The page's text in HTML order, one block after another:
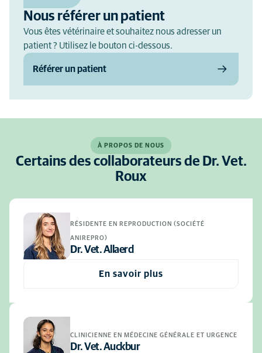
Nous référer un patient
Vous êtes vétérinaire et souhaitez nous adresser un
patient ? Utilisez le bouton ci-dessous.
Référer un patient
À PROPOS DE NOUS
Certains des collaborateurs de Dr. Vet.
Roux
RÉSIDENTE EN REPRODUCTION (SOCIÉTÉ
ANIREPRO)
Dr. Vet. Allaerd
En savoir plus
CLINICIENNE EN MÉDECINE GÉNÉRALE ET URGENCE
Dr. Vet. Auckbur